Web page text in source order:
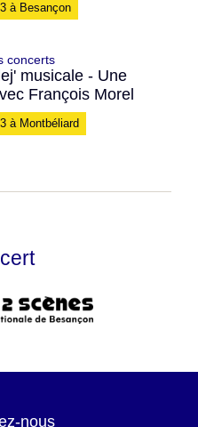
à Besançon
concerts
musicale - Une
François Morel
à Montbéliard
nous